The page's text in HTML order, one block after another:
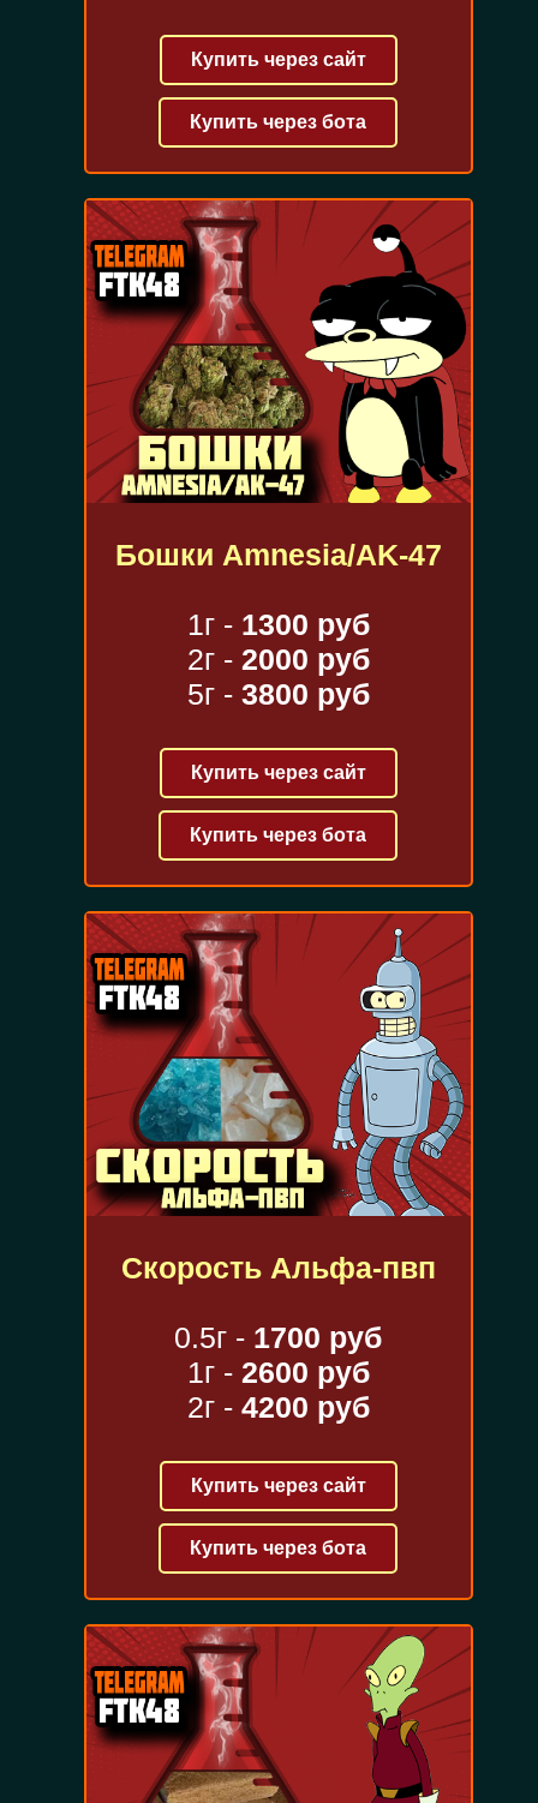
Купить через сайт
Купить через бота
Бошки Amnesia/AK-47
1г - 1300 руб
2г - 2000 руб
5г - 3800 руб
Купить через сайт
Купить через бота
Скорость Альфа-пвп
0.5г - 1700 руб
1г - 2600 руб
2г - 4200 руб
Купить через сайт
Купить через бота